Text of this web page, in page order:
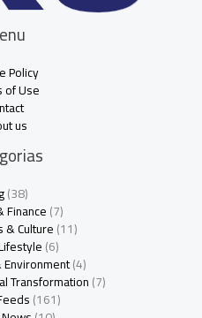
Policy
of Use
us
(38)
Finance(7)
& Culture(11)
(6)
(4)
Transformation(7)
(161)